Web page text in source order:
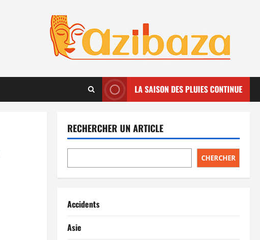
LA SAISON DES PLUIES CONTINUE
RECHERCHER UN ARTICLE
CHERCHER
Accidents
Asie